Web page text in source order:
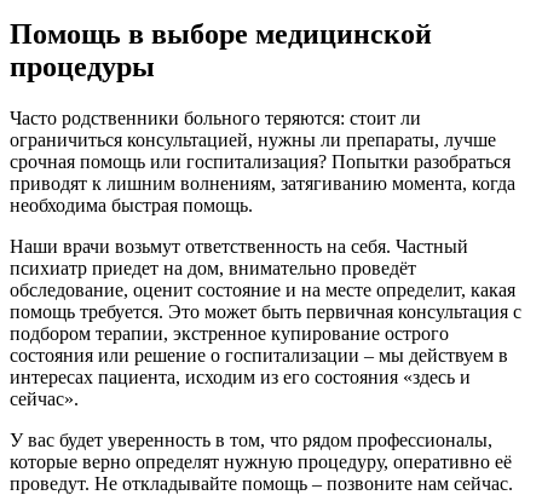
Помощь в выборе медицинской
процедуры
Часто родственники больного теряются: стоит ли
ограничиться консультацией, нужны ли препараты, лучше
срочная помощь или госпитализация? Попытки разобраться
приводят к лишним волнениям, затягиванию момента, когда
необходима быстрая помощь.
Наши врачи возьмут ответственность на себя. Частный
психиатр приедет на дом, внимательно проведёт
обследование, оценит состояние и на месте определит, какая
помощь требуется. Это может быть первичная консультация с
подбором терапии, экстренное купирование острого
состояния или решение о госпитализации – мы действуем в
интересах пациента, исходим из его состояния «здесь и
сейчас».
У вас будет уверенность в том, что рядом профессионалы,
которые верно определят нужную процедуру, оперативно её
проведут. Не откладывайте помощь – позвоните нам сейчас.